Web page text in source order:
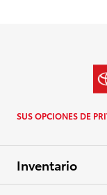
SUS OPCIONES DE
Inventario